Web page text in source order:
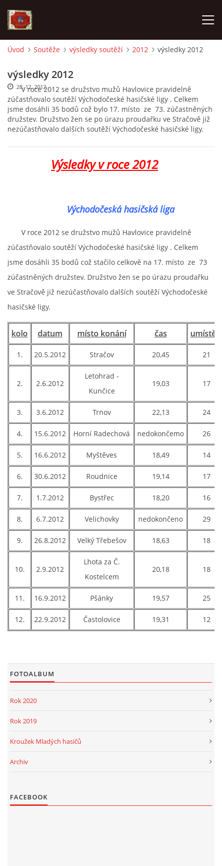
SDH HAVLOVICE
VÝJEZDOVÁ JEDNOTKA
SH ČMS - Sbor dobrovolných hasičů Havlovice
542 32 Úpice
IČ: 65715764
hasici.havlovice@seznam.cz
© 2026 eStránky.cz WebSlice Aktualizováno: 14. 6. 2026 |
Nahoru ↑
Úvod Soutěže výsledky soutěží 2012 výsledky 2012
výsledky 2012
V roce 2012 se družstvo mužů Havlovice pravidelně
zúčastňovalo soutěží Východočeské hasičské ligy . Celkem
jsme dosáhli 35 bodů což bylo 17. místo ze 73. zúčastněných
družstev. Družstvo žen se po úrazu proudařku ve Stračově již
nezúčastňovalo dalších soutěží Východočeské hasičské ligy.
28. 12. 2012
Výsledky v roce 2012
Východočeská hasičská liga
V roce 2012 se družstvo mužů Havlovice pravidelně
zúčastňovalo soutěží Východočeské hasičské ligy . Celkem
jsme dosáhli 35 bodů což stačilo celkově na 17. místo ze 73
zúčastněných družstev. Družstvo žen se po úrazu proudařku
ve Stračově již nezúčastňovalo dalších soutěží Východočeské
hasičské ligy.
kolo datum místo konání čas
1. 20.5.2012 Stračov 20,45 21
2. 2.6.2012
Letohrad -
Kunčice
19,03 17
3. 3.6.2012 Trnov 22,13 24
4. 15.6.2012 Horní Radechová nedokončemo 26
5. 16.6.2012 Myštěves 18,49 14
6. 30.6.2012 Roudnice 19,14 17
7. 1.7.2012 Bystřec 18,20 16
8. 6.7.2012 Velichovky nedokončeno 29
9. 26.8.2012 Velký Třebešov 18,63 18
10. 2.9.2012
Lhota za Č.
Kostelcem
20,18 18
11. 16.9.2012 Pšánky 19,57 25
12. 22.9.2012 Častolovice 19,31 12
FOTOALBUM
Rok 2020
Rok 2019
Kroužek Mladých hasičů
Archiv
FACEBOOK